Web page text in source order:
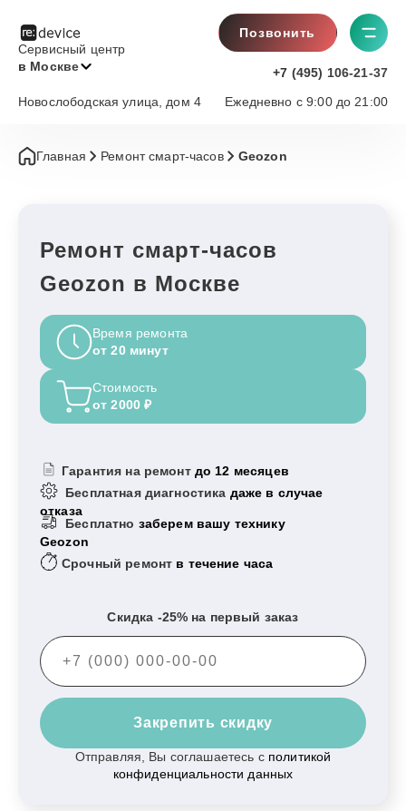
Сервисный центр
в Москве
Позвонить
+7 (495) 106-21-37
Ежедневно с 9:00 до 21:00
Новослободская улица, дом 4
Главная Ремонт смарт-часов Geozon
Ремонт смарт-часов
Geozon в Москве
Время ремонта
от 20 минут
Стоимость
от 2000 ₽
Гарантия на ремонт до 12 месяцев
Бесплатная диагностика даже в случае
отказа
Бесплатно заберем вашу технику
Geozon
Срочный ремонт в течение часа
Скидка -25% на первый заказ
Закрепить скидку
Отправляя, Вы соглашаетесь с политикой
конфиденциальности данных